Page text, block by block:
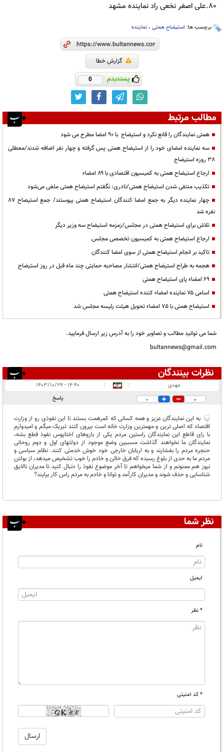
80.علی اصغر نخعی راد نماینده مشهد
برچسب ها: استیضاح همتی ، نماینده
گزارش خطا
پسندیدم 0
مطالب مرتبط
همتی نمایندگان را قانع نکرد و استیضاح با ٩٠ امضا مطرح می شود
سه نماینده امضای خود را از استیضاح همتی پس گرفته و چهار نفر اضافه شدند/معطلی
38 روزه استیضاح
ارجاع استیضاح همتی به کمیسیون اقتصادی با ۸۹ امضاء
تکذیب منتفی شدن استیضاح همتی/نادری: نگفتم استیضاح همتی ملغی می‌شود
چهار نماینده دیگر به جمع امضا کنندگان استیضاح همتی پیوستند/ جمع استیصاح 87
نفره شد
تلاش برای استیضاح همتی در مجلس/زمزمه استیضاح سه وزیر دیگر
ارجاع استیضاح همتی به کمیسیون تخصصی مجلس
تاکید بر انجام استیضاح همتی از سوی امضا کنندگان
هجمه به طراح استیضاح همتی/انتشار مصاحبه حمایتی چند ماه قبل در روز استیضاح
69 امضاء پای استیضاح همتی
اسامی ۷۵ نماینده امضاء کننده استیضاح همتی
استیضاح همتی با 75 امضاء تحویل هیئت رئیسه مجلس شد
شما می توانید مطالب و تصاویر خود را به آدرس زیر ارسال فرمایید.
bultannews@gmail.com
نظرات بینندگان
در انتظار بررسی:
مهدی |
|
۱۴:۴۰ - ۱۴۰۳/۱۰/۲۴
0
0 پاسخ
به این نمایندگان عزیز و همه کسانی که کمرهمت بستند تا این نفوذی رو از وزارت
اقتصاد که اصلی ترین و مهمترین وزارت خانه است بیرون کنند تبریک میگم و امیدوارم
با رای قاطع این نمایندگان راستین مردم یکی از بازوهای اختاپوس نفوذ قطع بشه،
نمایندگان ما نخواهند گذاشت مسببین وضع موجود از دولتهای اول و دوم روحانی
حنجره مردم را بفشارند و به اربابان خارجی خود خوش خدمتی کنند. نظام سیاسی و
مردم ما به حدی از بلوغ رسیده که فرق خائن و خادم را خوب تشخیص میدهد، از بولتن
نیوز هم ممنونم و از شما میخواهم تا آخر موضوع نفوذ را دنبال کنید تا مدیران نالایق
شناسایی و حذف شوند و مدیران کارآمد و توانا و خادم به مردم راس کار بیایند?
نظر شما
نام
ایمیل
* نظر
* کد امنیتی